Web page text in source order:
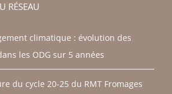
RÉSEAU
climatique : évolution des
les ODG sur 5 années
du cycle 20-25 du RMT Fromages